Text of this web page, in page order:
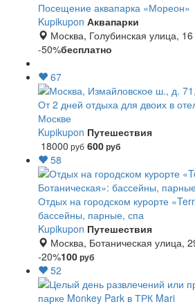
Посещение аквапарка «Мореон»
Kupikupon Аквапарки
Москва, Голубинская улица, 16
-50%бесплатно
67
От 2 дней отдыха для двоих в
Москве
Kupikupon Путешествия
18000 руб 600руб
58
Отдых на городском курорте
бассейны, парные, спа
Kupikupon Путешествия
Москва, Ботаническая улица,
-20%100руб
52